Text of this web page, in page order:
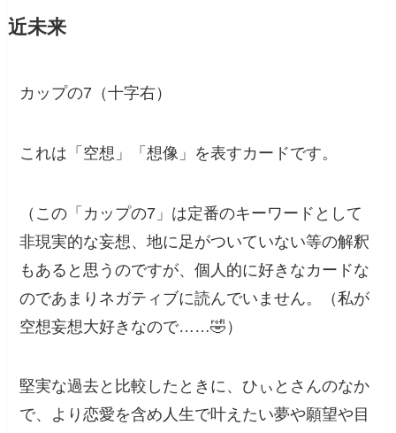
近未来
カップの7（十字右）
これは「空想」「想像」を表すカードです。
（この「カップの7」は定番のキーワードとして
非現実的な妄想、地に足がついていない等の解釈
もあると思うのですが、個人的に好きなカードな
のであまりネガティブに読んでいません。（私が
空想妄想大好きなので……🤣）
堅実な過去と比較したときに、ひぃとさんのなか
で、より恋愛を含め人生で叶えたい夢や願望や目